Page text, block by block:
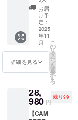
もござ
いま
す。 ※
類似商
品が発
生する
ます。
ご了承
上でご
支援頂
けます
様お願
期が遅
れる場
合がご
ざいま
す。 ※
皆様の
により
量産効
場合、
正規販
売価格
が販売
頂いた
上でご
支援頂
けます
様お願
い致し
2025年
12月か
ショッ
プなど
にて一
般販売
上した
場合、
正規販
売価格
が販売
予定価
格より
下がる
す。 ※
類似商
生する
※ご注文
状況、
使用部
材の供
給状
況、製
造工程
上の都
期が遅
れる場
合がご
ざいま
BROOK
LYN
Outdoo
r Drip
Set ×２
セット
・一般
予定販
売価
額：
円 ※本
リター
ンの価
格は
お届
け予
定：
2025
年11
月
詳細を見る
こ
の
リ
タ
ー
ン
を
選
択
す
る
28,
980 円
残り99
【CAM